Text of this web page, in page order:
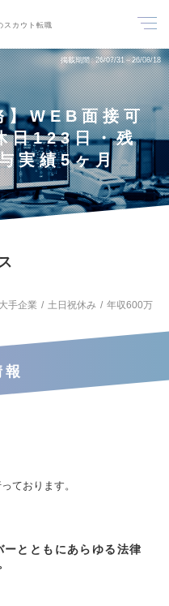
スカウト転職
掲載期間 26/07/31～26/08/18
】WEB面接可
日123日・残
実績5ヶ月
大手企業 土日祝休み
年収600万
ております。
とともにあらゆる法律